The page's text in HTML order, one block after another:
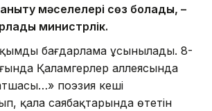
мәселелері сөз болады, –
министрлік.
бағдарлама ұсынылады. 8-
Қаламгерлер аллеясында
поэзия кеші
қала саябақтарында өтетін